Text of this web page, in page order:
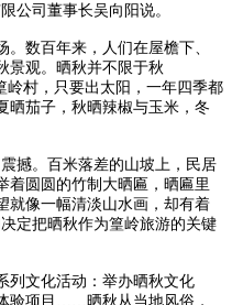
公司董事长吴向阳说。
数百年来，人们在屋檐下、
景观。晒秋并不限于秋
岭村，只要出太阳，一年四季都
茄子，秋晒辣椒与玉米，冬
。百米落差的山坡上，民居
着圆圆的竹制大晒匾，晒匾里
就像一幅清淡山水画，却有着
定把晒秋作为篁岭旅游的关键
文化活动：举办晒秋文化
验项目……晒秋从当地风俗，